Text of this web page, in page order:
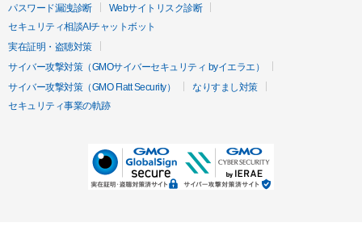
パスワード漏洩診断
Webサイトリスク診断
セキュリティ相談AIチャットボット
実在証明・盗聴対策
サイバー攻撃対策（GMOサイバーセキュリティ byイエラエ）
サイバー攻撃対策（GMO Flatt Security）
なりすまし対策
セキュリティ事業の軌跡